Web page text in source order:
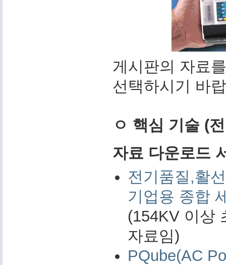
게시판의 자료
선택하시기 바
ㅇ 핵심 기술 (
자료 다운로드
전기품질,활
기업용 종합
(154KV 이상
자료임)
PQube(AC